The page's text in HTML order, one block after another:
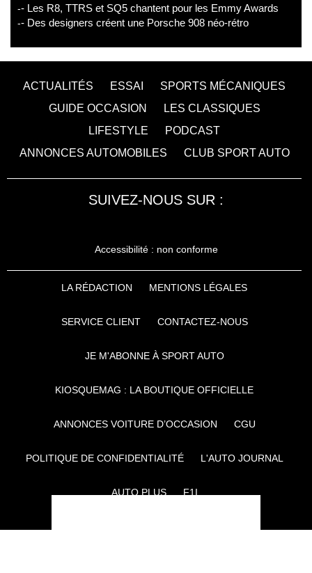
- Les R8, TTRS et SQ5 chantent pour les Emmy Awards
- Des designers créent une Porsche 908 néo-rétro
ACTUALITÉS ESSAI
SPORTS MÉCANIQUES
GUIDE OCCASION
LES CLASSIQUES
LIFESTYLE
PODCAST
ANNONCES AUTOMOBILES
CLUB SPORT AUTO
SUIVEZ-NOUS SUR :
Accessibilité : non conforme
LA RÉDACTION MENTIONS LÉGALES
SERVICE CLIENT CONTACTEZ-NOUS
JE M'ABONNE À SPORT AUTO
KIOSQUEMAG : LA BOUTIQUE OFFICIELLE
ANNONCES VOITURE D’OCCASION CGU
POLITIQUE DE CONFIDENTIALITÉ L'AUTO JOURNAL
AUTO PLUS F1I